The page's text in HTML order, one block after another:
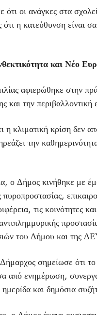
οι ανάγκες στα
η κατεύθυνση είναι
και Νέο
αφιερώθηκε στην
και την περιβαλλοντική
κλιματική κρίση δεν
την
ο Δήμος κινήθηκε με
τις κοινότητες
του Δήμου και της
σημείωσε ότι
από ενημέρωση,
και δημόσια